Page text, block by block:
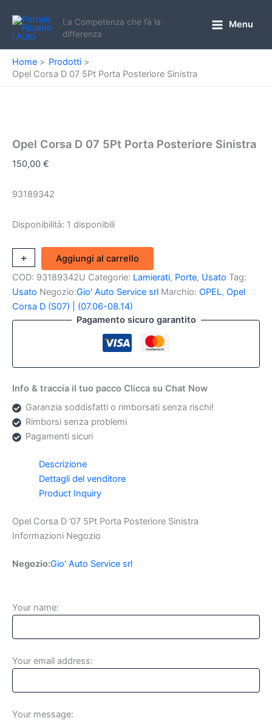
contenuto
La Competenza che fà la
differenza
Menu
Home
Prodotti
Opel Corsa D 07 5Pt Porta Posteriore Sinistra
Opel Corsa D 07 5Pt Porta Posteriore Sinistra
150,00 €
93189342
Disponibilità: 1 disponibili
-
Opel
Corsa
D
07
5Pt
+
Aggiungi al carrello
COD: 93189342U Categorie: Lamierati, Porte, Usato Tag:
Usato Negozio:Gio' Auto Service srl Marchio: OPEL, Opel
Corsa D (S07) | (07.06-08.14)
Pagamento sicuro garantito
Info & traccia il tuo pacco Clicca su Chat Now
Garanzia soddisfatti o rimborsati senza rischi!
Rimborsi senza problemi
Pagamenti sicuri
Descrizione
Dettagli del venditore
Product Inquiry
Opel Corsa D ’07 5Pt Porta Posteriore Sinistra
Informazioni Negozio
Negozio:Gio' Auto Service srl
Your name:
Your email address:
Your message: